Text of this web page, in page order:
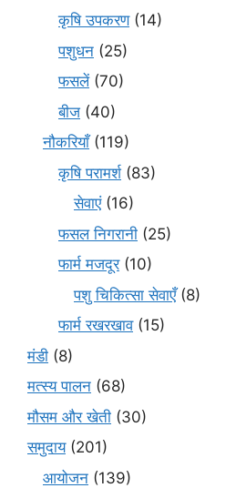
कृषि उपकरण(14)
पशुधन (25)
फसलें(70)
बीज (40)
नौकरियाँ(119)
कृषि परामर्श(83)
सेवाएं(16)
फसल निगरानी (25)
फार्म मजदूर(10)
पशु चिकित्सा सेवाएँ(8)
फार्म रखरखाव(15)
मंडी (8)
मत्स्य पालन (68)
मौसम और खेती (30)
समुदाय(201)
आयोजन (139)